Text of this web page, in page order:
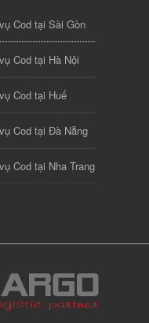
Cod tại Sài Gòn
Cod tại Hà Nội
Cod tại Huế
Cod tại Đà Nẵng
Cod tại Nha Trang